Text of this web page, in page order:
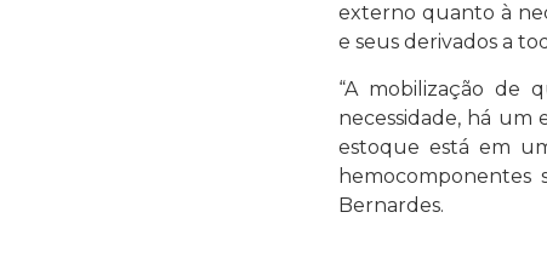
externo quanto à
e seus derivados a
“A mobilização de
necessidade, há um
estoque está em
hemocomponentes
Bernardes.